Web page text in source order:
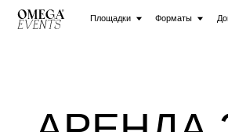
Форматы
Площадки
АРЕНДА